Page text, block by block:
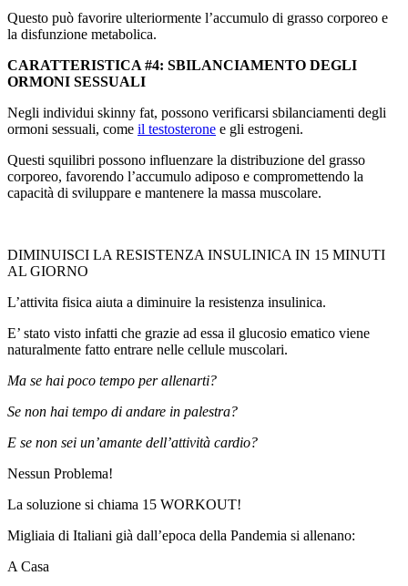
Questo può favorire ulteriormente l’accumulo di grasso corporeo e
la disfunzione metabolica.
CARATTERISTICA #4: SBILANCIAMENTO DEGLI
ORMONI SESSUALI
Negli individui skinny fat, possono verificarsi sbilanciamenti degli
ormoni sessuali, come il testosterone e gli estrogeni.
Questi squilibri possono influenzare la distribuzione del grasso
corporeo, favorendo l’accumulo adiposo e compromettendo la
capacità di sviluppare e mantenere la massa muscolare.
DIMINUISCI LA RESISTENZA INSULINICA IN 15 MINUTI
AL GIORNO
L’attivita fisica aiuta a diminuire la resistenza insulinica.
E’ stato visto infatti che grazie ad essa il glucosio ematico viene
naturalmente fatto entrare nelle cellule muscolari.
Ma se hai poco tempo per allenarti?
Se non hai tempo di andare in palestra?
E se non sei un’amante dell’attività cardio?
Nessun Problema!
La soluzione si chiama 15 WORKOUT!
Migliaia di Italiani già dall’epoca della Pandemia si allenano:
A Casa